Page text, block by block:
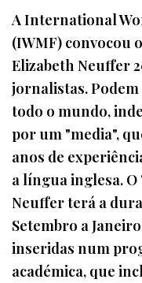
A International
(IWMF) convocou
Elizabeth Neuffer
jornalistas.
todo o mundo,
por um "media",
anos de
a língua inglesa.
Neuffer terá a
Setembro a
inseridas num
académica, que